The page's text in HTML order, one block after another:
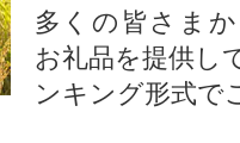
多くの皆さま
お礼品を提供し
ンキング形式で